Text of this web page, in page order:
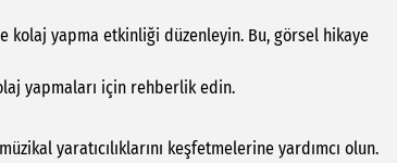
kolaj yapma etkinliği düzenleyin. Bu, görsel hikaye
yapmaları için rehberlik edin.
yaratıcılıklarını keşfetmelerine yardımcı olun.